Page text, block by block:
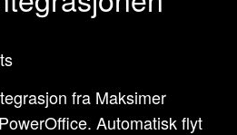
fra Maksimer
Automatisk flyt